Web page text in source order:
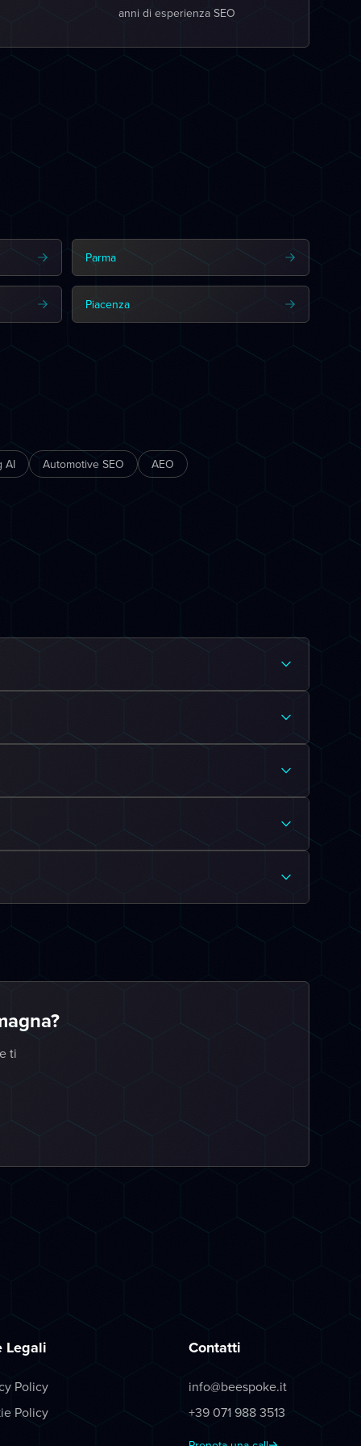
anni di esperienza SEO
Parma
Piacenza
AI Automotive SEO AEO
ti
Legali
Policy
Policy
Contatti
info@beespoke.it
+39 071 988 3513